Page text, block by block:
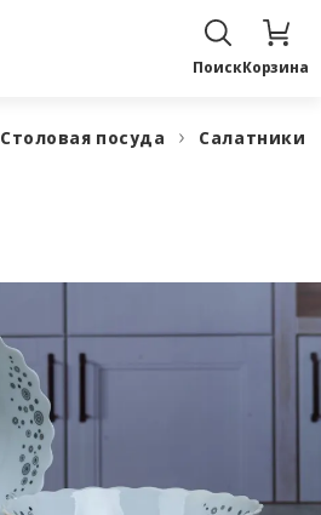
ПоискКорзина
Столовая посуда Салатники